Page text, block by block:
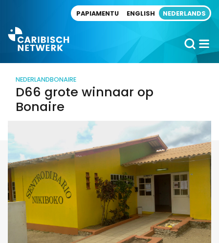
PAPIAMENTU ENGLISH NEDERLANDS
NEDERLANDBONAIRE
D66 grote winnaar op
Bonaire